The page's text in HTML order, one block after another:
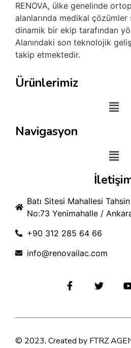
RENOVA, ülke genelinde
alanlarında medikal çözümler
dinamik bir ekip tarafından
Alanındaki son teknolojik
takip etmektedir.
Ürünlerimiz
Navigasyon
Batı Sitesi Mahallesi
No:73 Yenimahalle /
+90 312 285 64 66
info@renovailac.com
© 2023, Created by FTRZ